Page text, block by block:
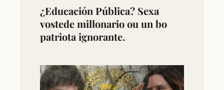
¿Educación Pública? Sexa
vostede millonario ou un bo
patriota ignorante.